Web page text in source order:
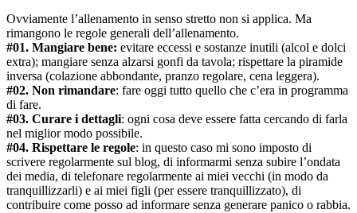
Ovviamente l’allenamento in senso stretto non si applica. Ma
rimangono le regole generali dell’allenamento.
#01. Mangiare bene: evitare eccessi e sostanze inutili (alcol e dolci
extra); mangiare senza alzarsi gonfi da tavola; rispettare la piramide
inversa (colazione abbondante, pranzo regolare, cena leggera).
#02. Non rimandare: fare oggi tutto quello che c’era in programma
di fare.
#03. Curare i dettagli: ogni cosa deve essere fatta cercando di farla
nel miglior modo possibile.
#04. Rispettare le regole: in questo caso mi sono imposto di
scrivere regolarmente sul blog, di informarmi senza subire l’ondata
dei media, di telefonare regolarmente ai miei vecchi (in modo da
tranquillizzarli) e ai miei figli (per essere tranquillizzato), di
contribuire come posso ad informare senza generare panico o rabbia.